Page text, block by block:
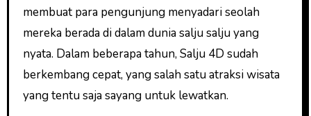
membuat para pengunjung menyadari seolah
mereka berada di dalam dunia salju salju yang
nyata. Dalam beberapa tahun, Salju 4D sudah
berkembang cepat, yang salah satu atraksi wisata
yang tentu saja sayang untuk lewatkan.